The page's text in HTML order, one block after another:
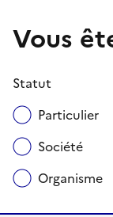
Vous
Statut
Particulier
Société
Organisme